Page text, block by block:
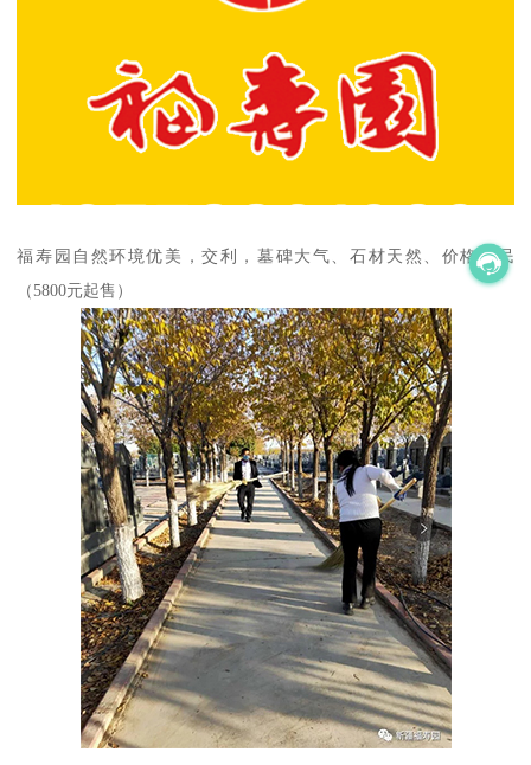
福寿园自然环境优美，交利，墓碑大气、石材天然、价格亲民
（5800元起售）